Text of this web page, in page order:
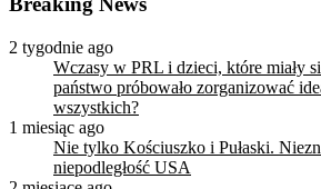
2 tygodnie ago
Wczasy w PRL i dzieci, które miały
państwo próbowało zorganizować
wszystkich?
1 miesiąc ago
Nie tylko Kościuszko i Pułaski.
niepodległość USA